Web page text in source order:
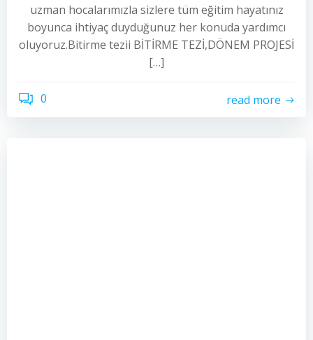
uzman hocalarımızla sizlere tüm eğitim hayatınız
boyunca ihtiyaç duyduğunuz her konuda yardımcı
oluyoruz.Bitirme tezii BİTİRME TEZİ,DÖNEM PROJESİ
[…]
0 read more